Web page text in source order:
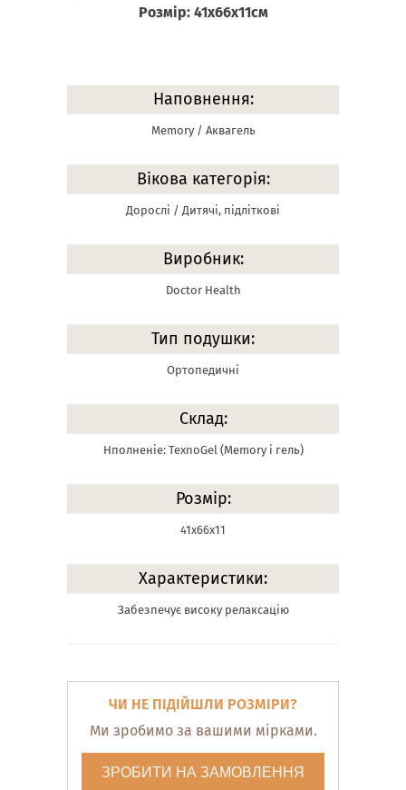
Розмір: 41х66х11см
Наповнення:
Memory / Аквагель
Вікова категорія:
Дорослі / Дитячі, підліткові
Виробник:
Doctor Health
Тип подушки:
Ортопедичні
Склад:
Нполненіе: TexnoGel (Memory і гель)
Розмір:
41х66х11
Характеристики:
Забезпечує високу релаксацію
ЧИ НЕ ПІДІЙШЛИ РОЗМІРИ?
Ми зробимо за вашими мірками.
ЗРОБИТИ НА ЗАМОВЛЕННЯ